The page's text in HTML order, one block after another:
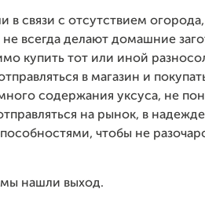
в связи с отсутствием
всегда делают домашние
купить тот или иной
в магазин и
содержания уксуса, не
на рынок, в
чтобы не
нашли выход.